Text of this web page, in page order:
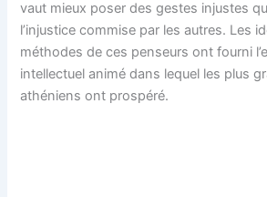
vaut mieux poser des gestes injustes
l’injustice commise par les autres. Les
méthodes de ces penseurs ont fourni
intellectuel animé dans lequel les plus
athéniens ont prospéré.